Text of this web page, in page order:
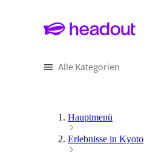
Alle Kategorien
Hauptmenü
Erlebnisse in Kyoto